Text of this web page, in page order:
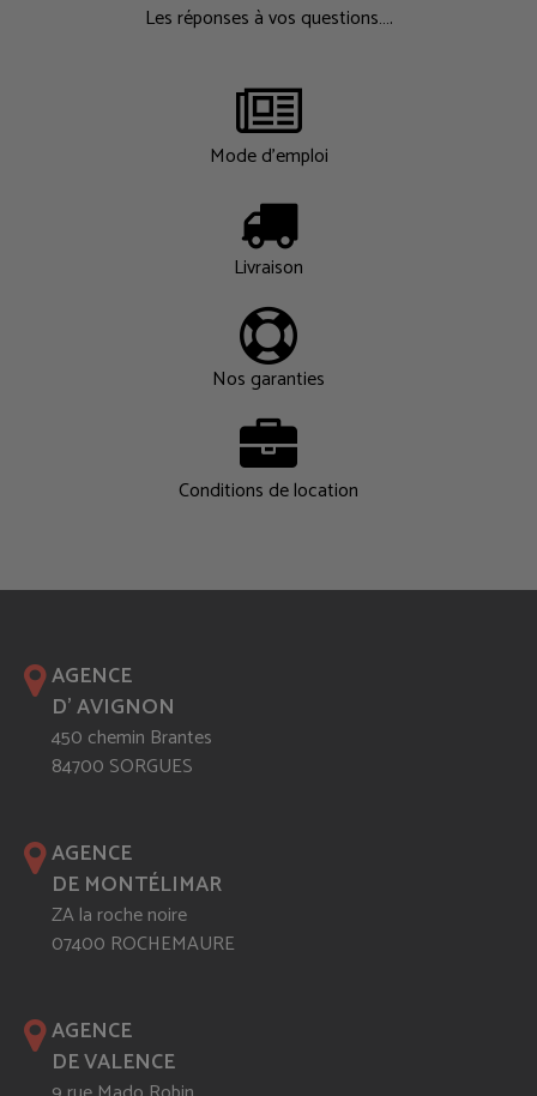
Les réponses à vos questions….
Mode d'emploi
Livraison
Nos garanties
Conditions de location
AGENCE
D' AVIGNON
450 chemin Brantes
84700 SORGUES
AGENCE
DE MONTÉLIMAR
ZA la roche noire
07400 ROCHEMAURE
AGENCE
DE VALENCE